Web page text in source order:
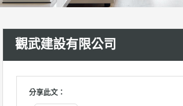
觀武建設有限公司
分享此文：